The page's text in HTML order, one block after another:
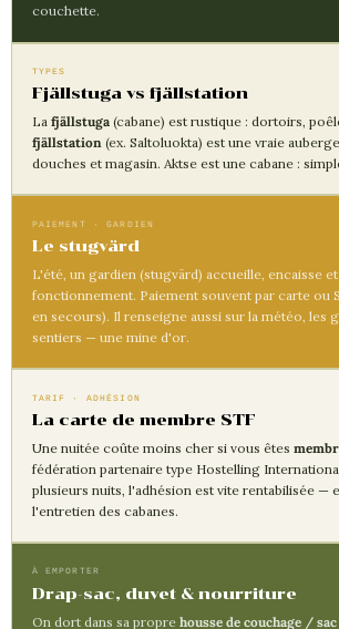
couchette.
TYPES
Fjällstuga vs fjällstation
La fjällstuga(cabane) est rustique : dortoirs,
fjällstation(ex. Saltoluokta) est une vraie
douches et magasin. Aktse est une cabane :
PAIEMENT · GARDIEN
Le stugvärd
L'été, un gardien (stugvärd) accueille, encaisse
fonctionnement. Paiement souvent par carte ou
en secours). Il renseigne aussi sur la météo, les
sentiers — une mine d'or.
TARIF · ADHÉSION
La carte de membre STF
Une nuitée coûte moins cher si vous êtes
fédération partenaire type Hostelling
plusieurs nuits, l'adhésion est vite rentabilisée —
l'entretien des cabanes.
À EMPORTER
Drap-sac, duvet & nourriture
On dort dans sa propre housse de couchage / sac